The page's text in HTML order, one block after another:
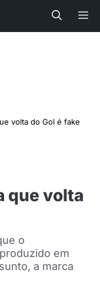
volta do Gol é fake
que volta
o
em
a marca